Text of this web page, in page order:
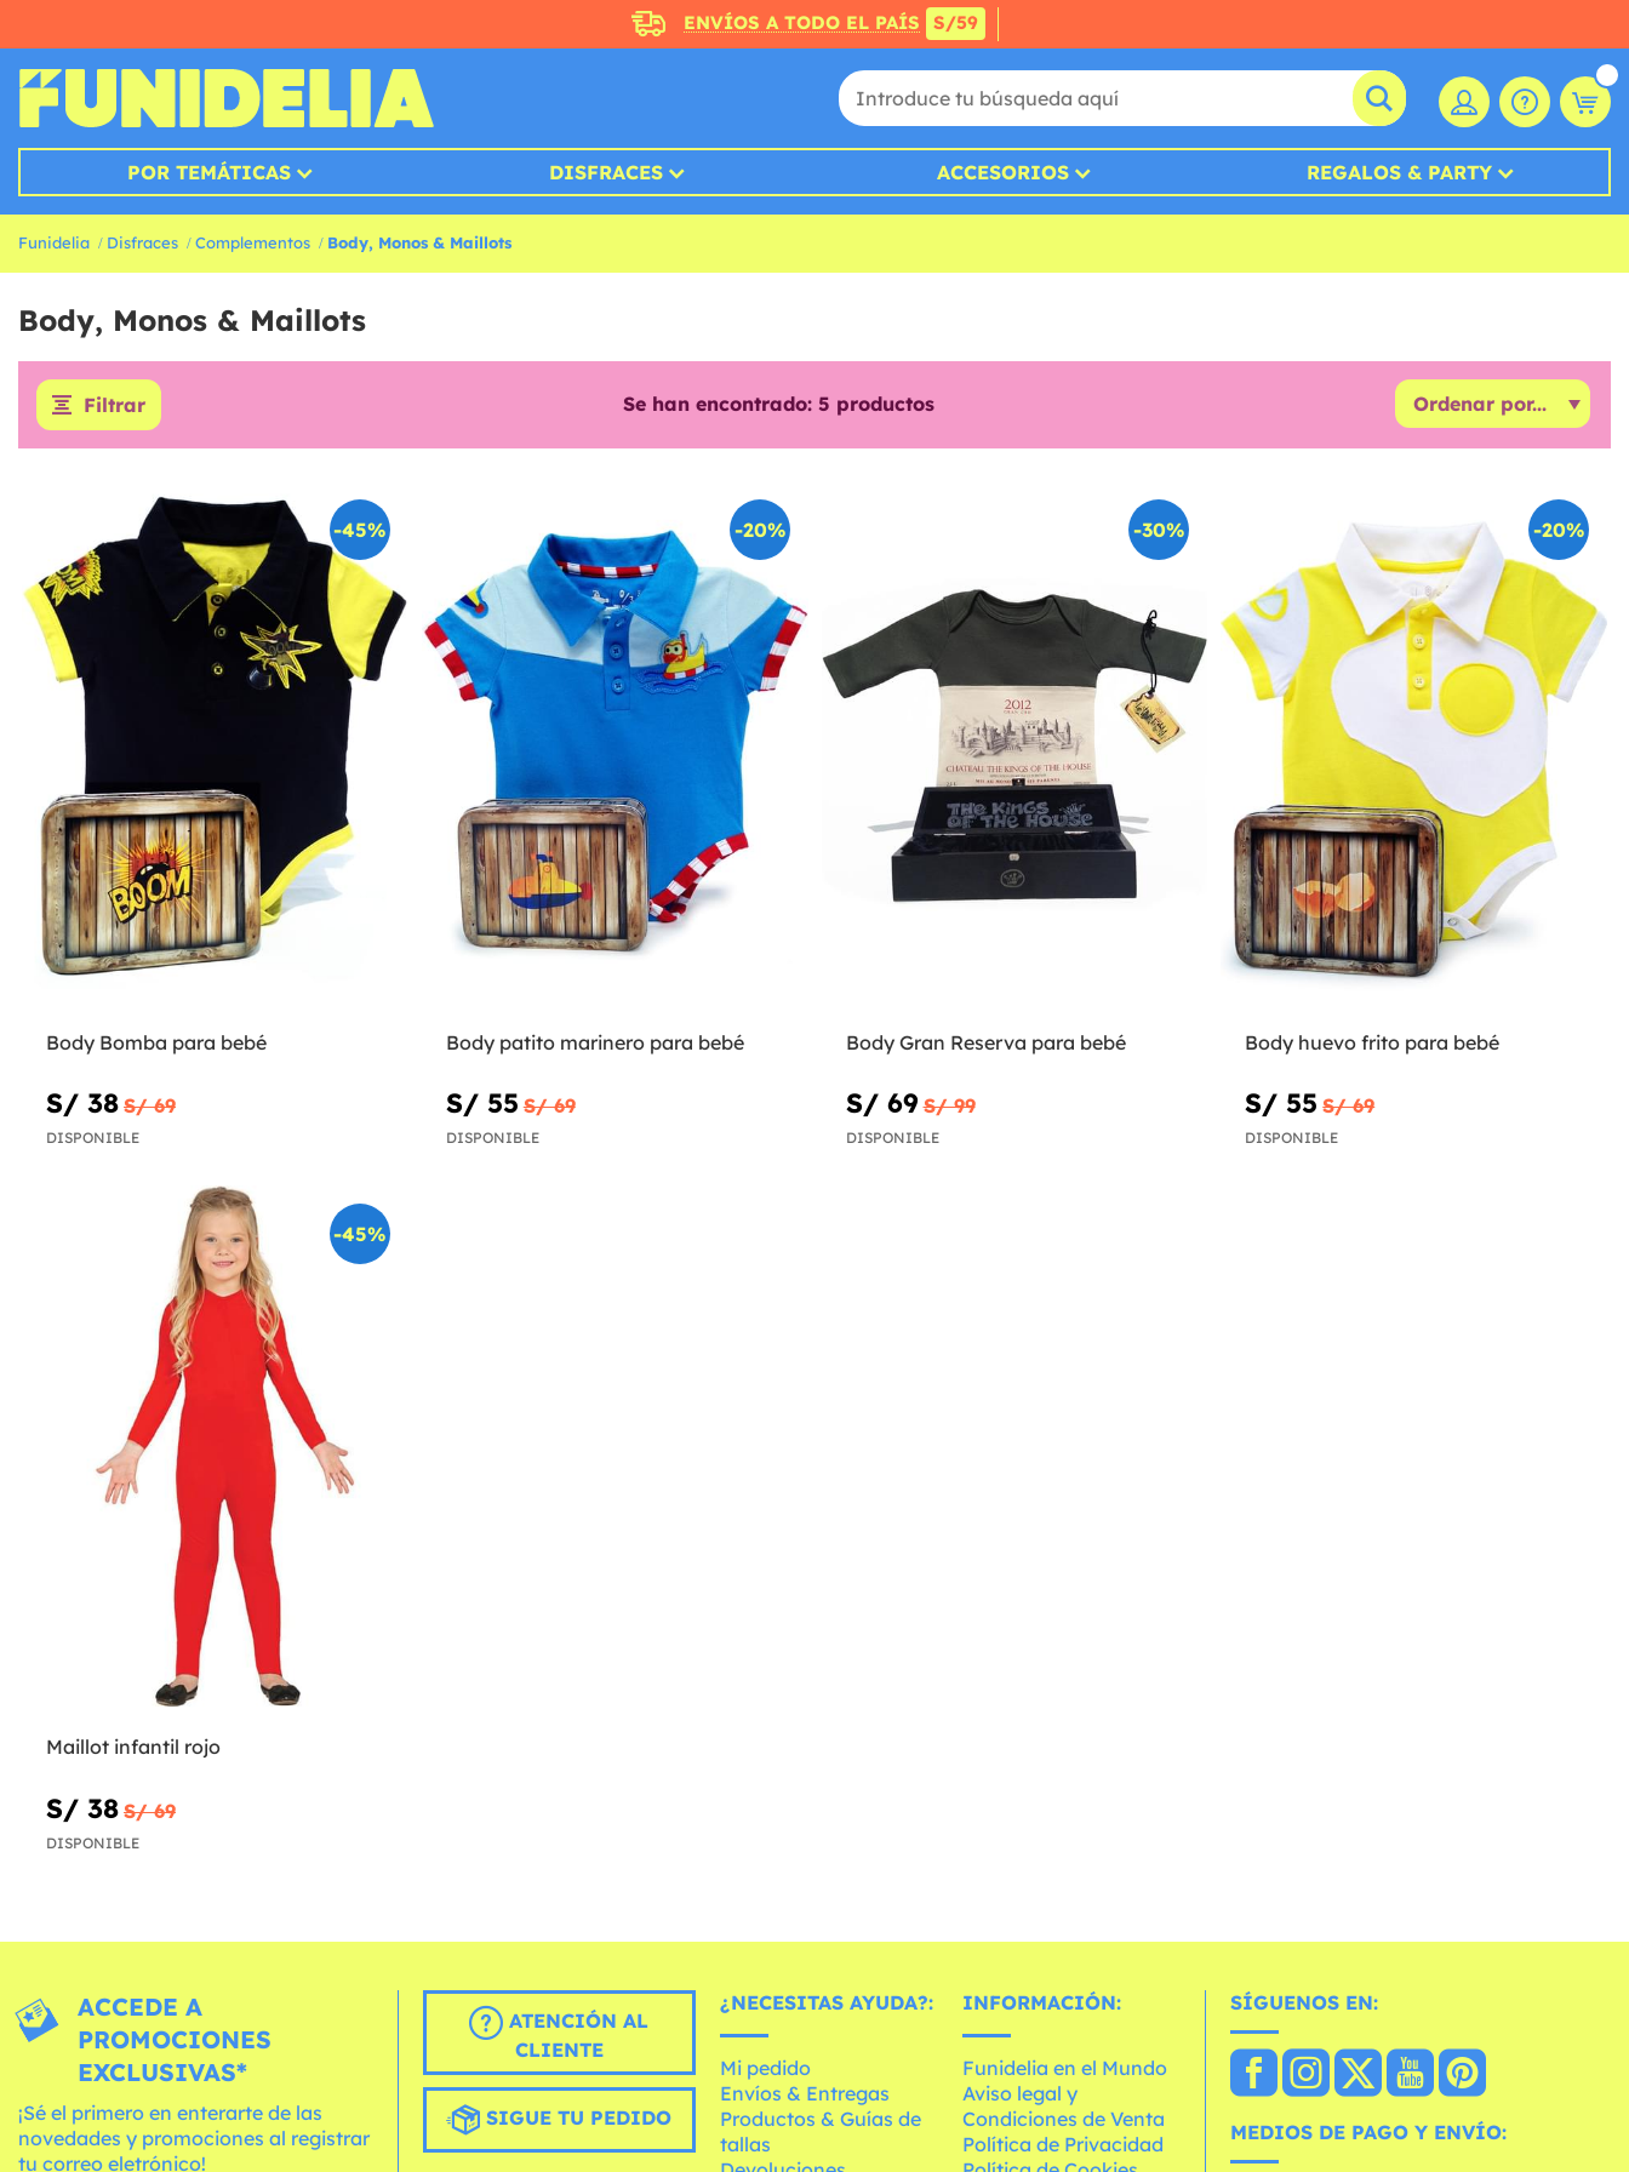
ENVÍOS A TODO EL PAÍS S/59
POR TEMÁTICAS DISFRACES ACCESORIOS REGALOS & PARTY
Funidelia Disfraces Complementos Body, Monos & Maillots
Body, Monos & Maillots
Filtrar Se han encontrado: 5 productos
-45%
Body Bomba para bebé
S/ 38 S/ 69
DISPONIBLE
-20%
Body patito marinero para bebé
S/ 55 S/ 69
DISPONIBLE
-30%
Body Gran Reserva para bebé
S/ 69 S/ 99
DISPONIBLE
-20%
Body huevo frito para bebé
S/ 55 S/ 69
DISPONIBLE
-45%
Maillot infantil rojo
S/ 38 S/ 69
DISPONIBLE
ACCEDE A
PROMOCIONES
EXCLUSIVAS*
¡Sé el primero en enterarte de las
novedades y promociones al registrar
tu correo eletrónico!
ATENCIÓN AL
CLIENTE
SIGUE TU PEDIDO
¿NECESITAS AYUDA?:
Mi pedido
Envíos & Entregas
Productos & Guías de
tallas
INFORMACIÓN:
Funidelia en el Mundo
Aviso legal y
Condiciones de Venta
Política de Privacidad
SÍGUENOS EN:
MEDIOS DE PAGO Y ENVÍO: